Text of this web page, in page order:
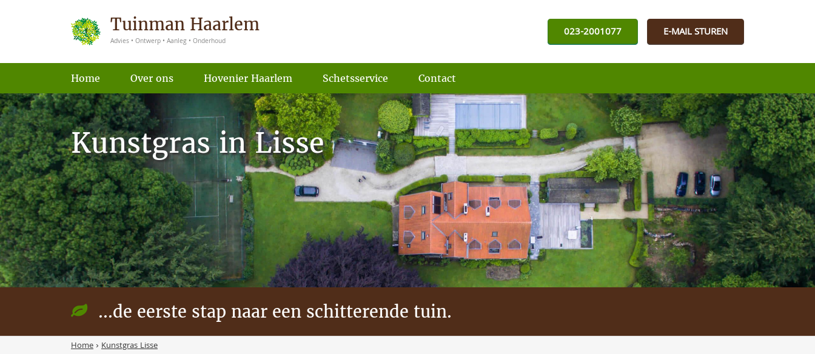
Tuinman Haarlem
Advies • Ontwerp • Aanleg • Onderhoud
023-2001077 E-MAIL STUREN
Home Over ons Hovenier Haarlem Schetsservice Contact
Kunstgras in Lisse
...de eerste stap naar een schitterende tuin.
Home› Kunstgras Lisse